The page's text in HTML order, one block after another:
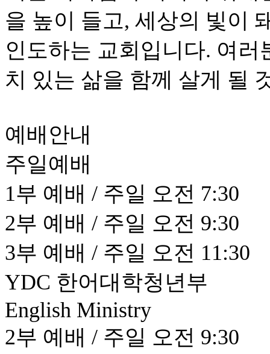
을 높이 들고, 세상의 빛이
인도하는 교회입니다. 여
치 있는 삶을 함께 살게 될
예배안내
주일예배
1부 예배 / 주일 오전 7:30
2부 예배 / 주일 오전 9:30
3부 예배 / 주일 오전 11:30
YDC 한어대학청년부
English Ministry
2부 예배 / 주일 오전 9:30